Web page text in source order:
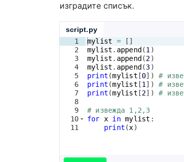
изградите списък.
script.py
1
2
3
4
5
6
7
8
9
10
11
mylist = [ ]
mylist . append (1 )
mylist . append (2)
mylist . append (3)
print (mylist [0])
#
print (mylist [1 ])
#
print (mylist [2]) #
# извежда 1,2,3
for
x in mylist :
print (x)